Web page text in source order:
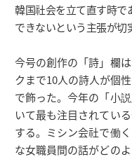
韓国社会を立て直す時で
できないという主張が切
今号の創作の「詩」欄
クまで10人の詩人が個
で飾った。今年の「小
いて最も注目されてい
する。ミシン会社で働
な女職員間の話がどの